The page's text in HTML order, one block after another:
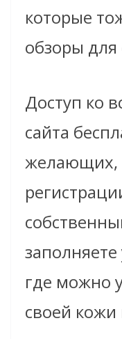
которые
обзоры для
Доступ ко
сайта
желающих,
где можно
своей